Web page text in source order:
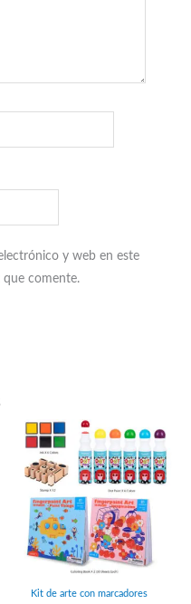
y web en este
que comente.
Kit de arte con marcadores